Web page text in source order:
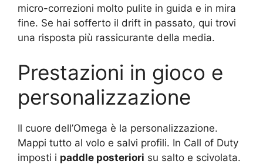
micro-correzioni molto pulite in guida e in mira
fine. Se hai sofferto il drift in passato, qui trovi
una risposta più rassicurante della media.
Prestazioni in gioco e
personalizzazione
Il cuore dell’Omega è la personalizzazione.
Mappi tutto al volo e salvi profili. In Call of Duty
imposti i paddle posteriori su salto e scivolata.